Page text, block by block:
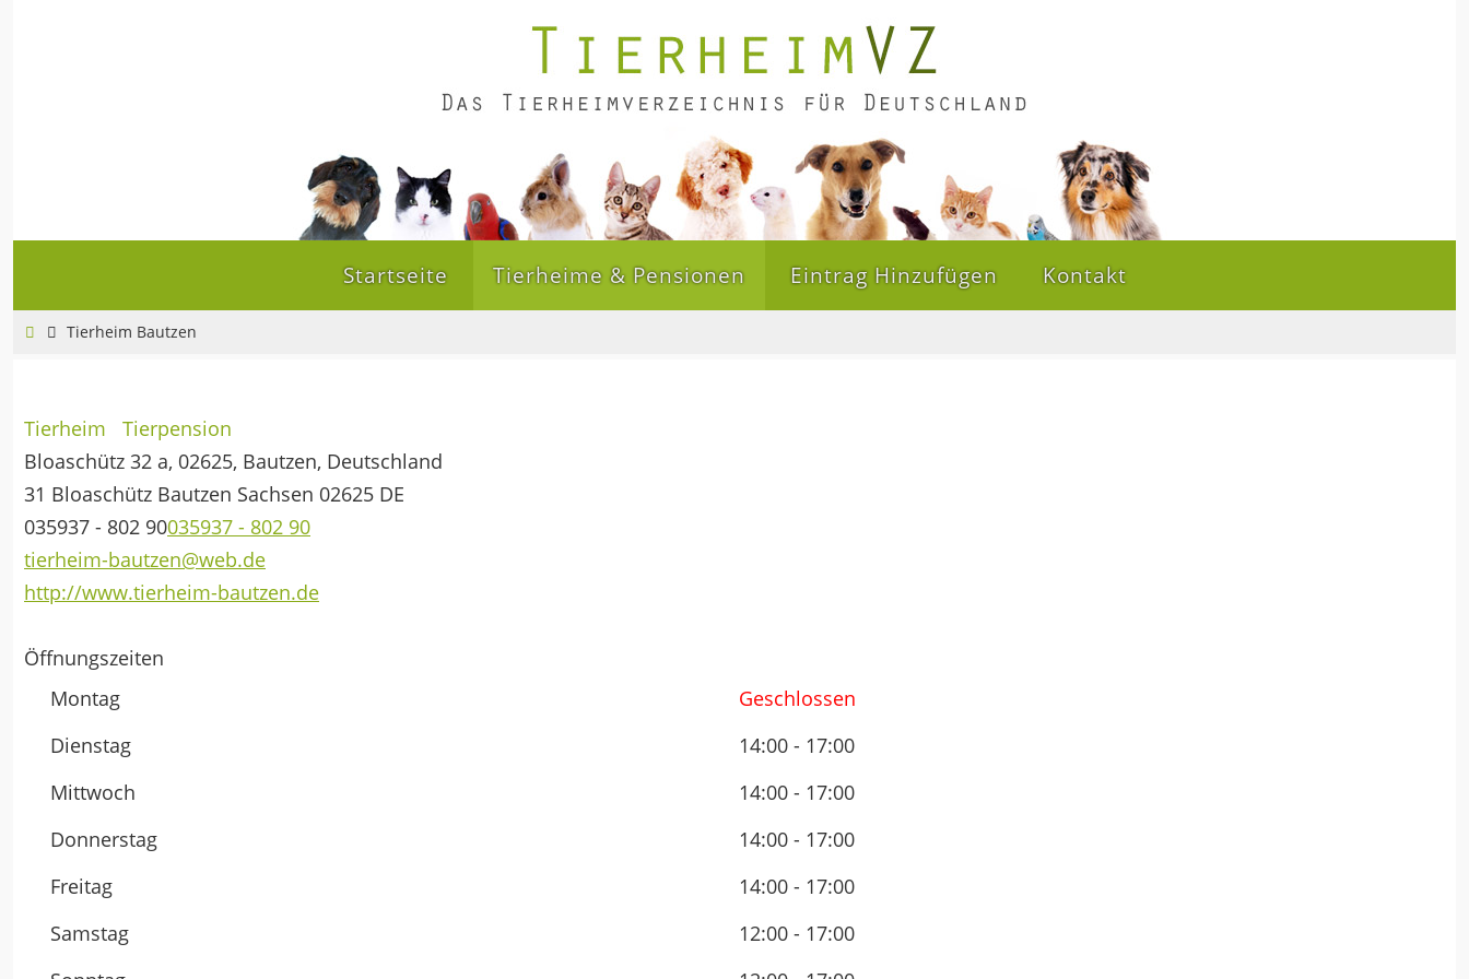
Startseite Tierheime & Pensionen Eintrag Hinzufügen Kontakt
HomeTierheim Bautzen
Tierheim
Tierpension
Bloaschütz 32 a, 02625, Bautzen, Deutschland
31 Bloaschütz Bautzen Sachsen 02625 DE
035937 - 802 90035937 - 802 90
tierheim-bautzen@web.de
http://www.tierheim-bautzen.de
Öffnungszeiten
Montag
Geschlossen
Dienstag
14:00 - 17:00
Mittwoch
14:00 - 17:00
Donnerstag
14:00 - 17:00
Freitag
14:00 - 17:00
Samstag
12:00 - 17:00